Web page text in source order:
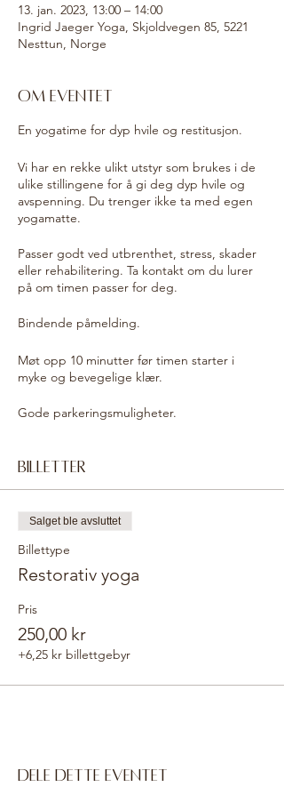
13. jan. 2023, 13:00 – 14:00
Ingrid Jaeger Yoga, Skjoldvegen 85, 5221
Nesttun, Norge
Om eventet
En yogatime for dyp hvile og restitusjon.
Vi har en rekke ulikt utstyr som brukes i de
ulike stillingene for å gi deg dyp hvile og
avspenning. Du trenger ikke ta med egen
yogamatte.
Passer godt ved utbrenthet, stress, skader
eller rehabilitering. Ta kontakt om du lurer
på om timen passer for deg.
Bindende påmelding.
Møt opp 10 minutter før timen starter i
myke og bevegelige klær.
Gode parkeringsmuligheter.
Billetter
Salget ble avsluttet
Billettype
Restorativ yoga
Pris
250,00 kr
+6,25 kr billettgebyr
Dele dette eventet